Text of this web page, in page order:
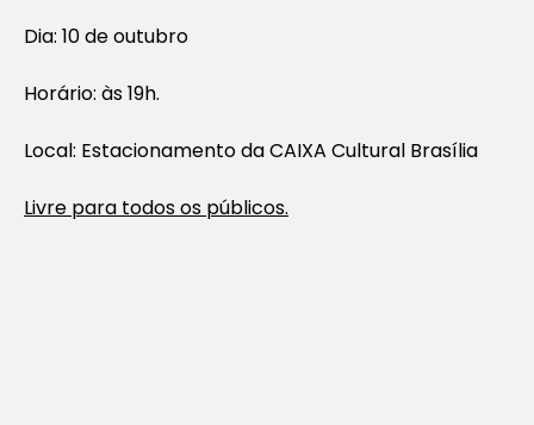
Dia: 10 de outubro
Horário: às 19h.
Local: Estacionamento da CAIXA Cultural Brasília
Livre para todos os públicos.